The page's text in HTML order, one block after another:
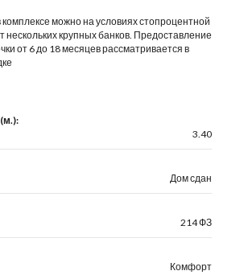
можно на условиях стопроцентной
нескольких крупных банков. Предоставление
от 6 до 18 месяцев рассматривается в
3.40
Дом сдан
214 ФЗ
Комфорт